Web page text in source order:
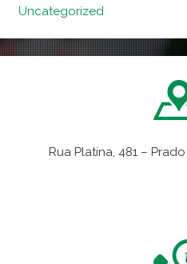
Uncategorized
Rua Platina, 481 –